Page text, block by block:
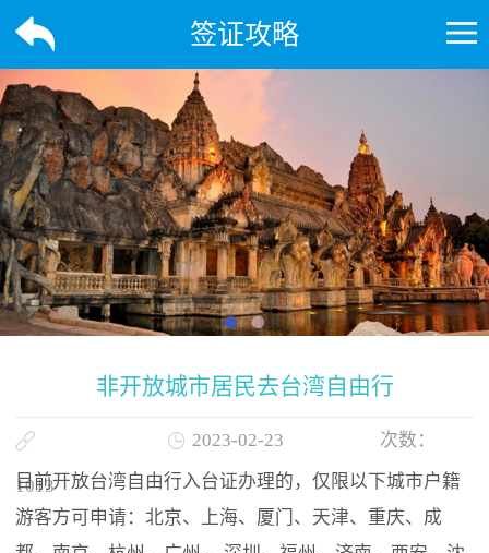
签证攻略
非开放城市居民去台湾自由行
2023-02-23 次数：
1013
目前开放台湾自由行入台证办理的，仅限以下城市户籍
游客方可申请：北京、上海、厦门、天津、重庆、成